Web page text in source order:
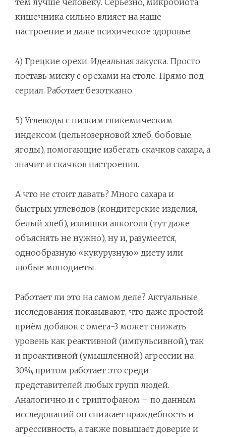
тем лучше человеку. Серьезно, микробиота
кишечника сильно влияет на наше
настроение и даже психическое здоровье.
4) Грецкие орехи. Идеальная закуска. Просто
поставь миску с орехами на столе. Прямо под
сериал. Работает безотказно.
5) Углеводы с низким гликемическим
индексом (цельнозерновой хлеб, бобовые,
ягоды), помогающие избегать скачков сахара, а
значит и скачков настроения.
А что не стоит давать? Много сахара и
быстрых углеводов (кондитерские изделия,
белый хлеб), излишки алкоголя (тут даже
объяснять не нужно), ну и, разумеется,
однообразную «кукурузную» диету или
любые монодиеты.
Работает ли это на самом деле? Актуальные
исследования показывают, что даже простой
приём добавок с омега-3 может снижать
уровень как реактивной (импульсивной), так
и проактивной (умышленной) агрессии на
30%, притом работает это среди
представителей любых групп людей.
Аналогично и с триптофаном – по данным
исследований он снижает враждебность и
агрессивность, а также повышает доверие и